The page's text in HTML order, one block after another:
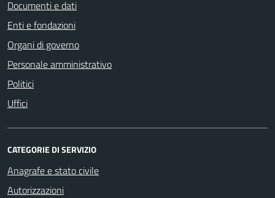
Documenti e dati
Enti e fondazioni
Organi di governo
Personale amministrativo
Politici
Uffici
CATEGORIE DI SERVIZIO
Anagrafe e stato civile
Autorizzazioni